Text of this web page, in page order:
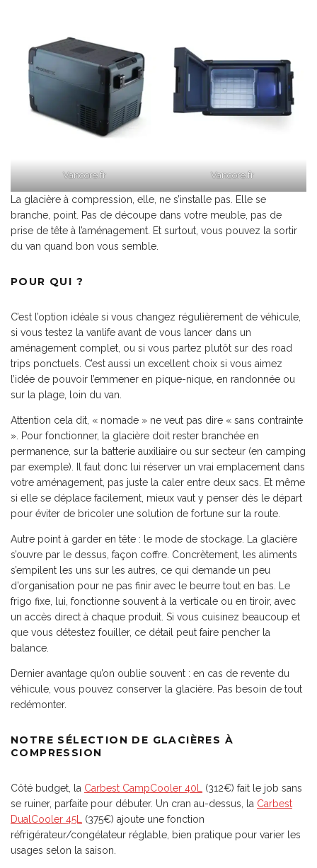
Vancore.fr Vancore.fr
La glacière à compression, elle, ne s’installe pas. Elle se
branche, point. Pas de découpe dans votre meuble, pas de
prise de tête à l’aménagement. Et surtout, vous pouvez la sortir
du van quand bon vous semble.
POUR QUI ?
C’est l’option idéale si vous changez régulièrement de véhicule,
si vous testez la vanlife avant de vous lancer dans un
aménagement complet, ou si vous partez plutôt sur des road
trips ponctuels. C’est aussi un excellent choix si vous aimez
l’idée de pouvoir l’emmener en pique-nique, en randonnée ou
sur la plage, loin du van.
Attention cela dit, « nomade » ne veut pas dire « sans contrainte
». Pour fonctionner, la glacière doit rester branchée en
permanence, sur la batterie auxiliaire ou sur secteur (en camping
par exemple). Il faut donc lui réserver un vrai emplacement dans
votre aménagement, pas juste la caler entre deux sacs. Et même
si elle se déplace facilement, mieux vaut y penser dès le départ
pour éviter de bricoler une solution de fortune sur la route.
Autre point à garder en tête : le mode de stockage. La glacière
s’ouvre par le dessus, façon coffre. Concrètement, les aliments
s’empilent les uns sur les autres, ce qui demande un peu
d’organisation pour ne pas finir avec le beurre tout en bas. Le
frigo fixe, lui, fonctionne souvent à la verticale ou en tiroir, avec
un accès direct à chaque produit. Si vous cuisinez beaucoup et
que vous détestez fouiller, ce détail peut faire pencher la
balance.
Dernier avantage qu’on oublie souvent : en cas de revente du
véhicule, vous pouvez conserver la glacière. Pas besoin de tout
redémonter.
NOTRE SÉLECTION DE GLACIÈRES À
COMPRESSION
Côté budget, la Carbest CampCooler 40L
(312€) fait le job sans
se ruiner, parfaite pour débuter. Un cran au-dessus, la Carbest
DualCoo ler 45L
(375€) ajoute une fonction
réfrigérateur/congélateur réglable, bien pratique pour varier les
usages selon la saison.